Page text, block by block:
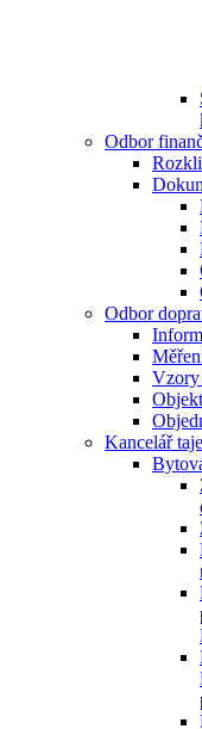
Odbor
Odbor
Vzory
Kancelář